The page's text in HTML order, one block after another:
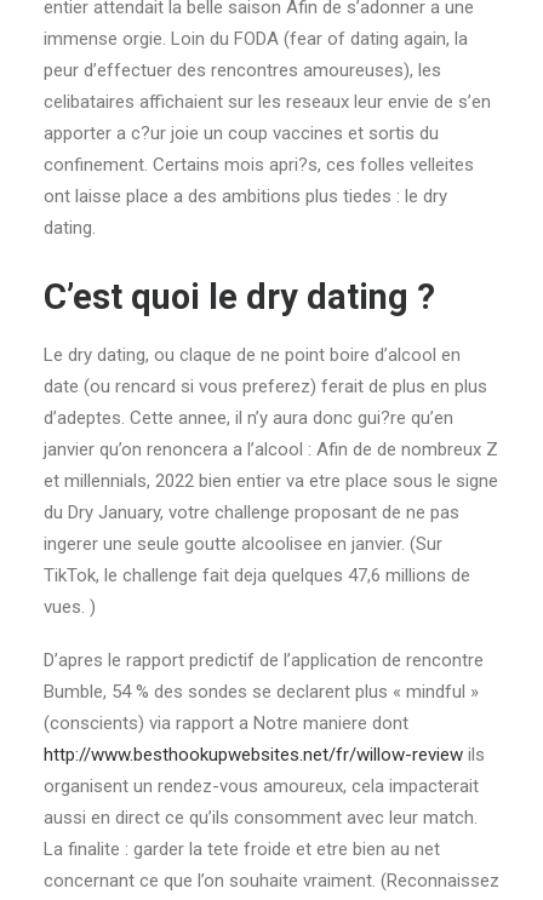
entier attendait la belle saison Afin de s’adonner a une
immense orgie. Loin du FODA (fear of dating again, la
peur d’effectuer des rencontres amoureuses), les
celibataires affichaient sur les reseaux leur envie de s’en
apporter a c?ur joie un coup vaccines et sortis du
confinement. Certains mois apri?s, ces folles velleites
ont laisse place a des ambitions plus tiedes : le dry
dating.
C’est quoi le dry dating ?
Le dry dating, ou claque de ne point boire d’alcool en
date (ou rencard si vous preferez) ferait de plus en plus
d’adeptes. Cette annee, il n’y aura donc gui?re qu’en
janvier qu’on renoncera a l’alcool : Afin de de nombreux Z
et millennials, 2022 bien entier va etre place sous le signe
du Dry January, votre challenge proposant de ne pas
ingerer une seule goutte alcoolisee en janvier. (Sur
TikTok, le challenge fait deja quelques 47,6 millions de
vues. )
D’apres le rapport predictif de l’application de rencontre
Bumble, 54 % des sondes se declarent plus « mindful »
(conscients) via rapport a Notre maniere dont
http://www.besthookupwebsites.net/fr/willow-review ils
organisent un rendez-vous amoureux, cela impacterait
aussi en direct ce qu’ils consomment avec leur match.
La finalite : garder la tete froide et etre bien au net
concernant ce que l’on souhaite vraiment. (Reconnaissez